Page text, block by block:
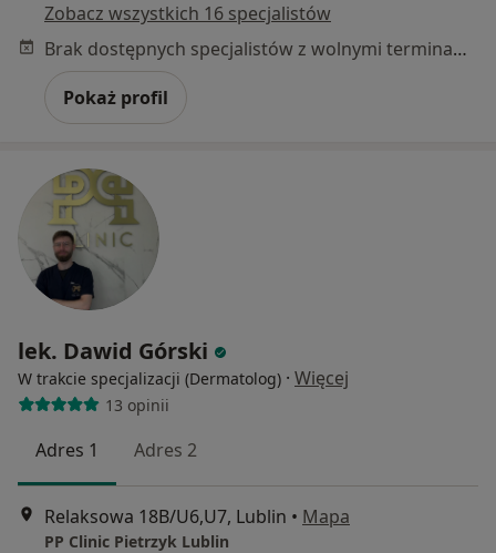
Zobacz wszystkich 16 specjalistów
Brak dostępnych specjalistów z wolnymi terminami w tym centrum medycznym.
Pokaż profil
lek. Dawid Górski
W trakcie specjalizacji (Dermatolog) · Więcej
13 opinii
Adres 1 Adres 2
Relaksowa 18B/U6,U7, Lublin • Mapa
PP Clinic Pietrzyk Lublin